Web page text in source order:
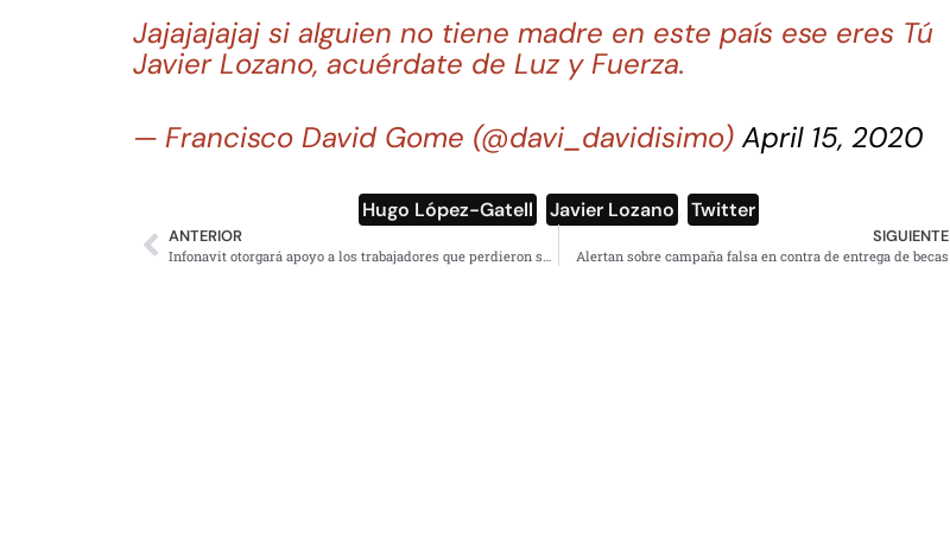
Jajajajajaj si alguien no tiene madre en este país ese eres Tú
Javier Lozano, acuérdate de Luz y Fuerza.
— Francisco David Gome (@davi_davidisimo)April 15, 2020
Hugo López-Gatell Javier Lozano Twitter
ANTERIOR SIGUIENTE
Alertan sobre campaña falsa en contra de entrega de becas